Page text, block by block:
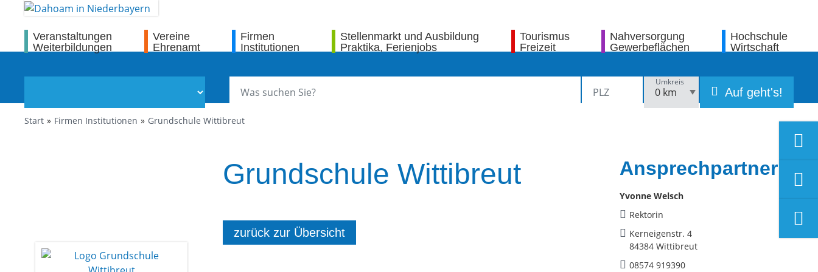
Veranstaltungen
Weiterbildungen
Vereine
Ehrenamt
Firmen
Institutionen
Stellenmarkt und Ausbildung
Praktika, Ferienjobs
Tourismus
Freizeit
Nahversorgung
Gewerbeflächen
Hochschule
Wirtschaft
Umkreis
Auf geht's!
Start Firmen Institutionen Grundschule Wittibreut
Grundschule Wittibreut
zurück zur Übersicht
Ansprechpartner
Yvonne Welsch
Rektorin
Kerneigenstr. 4
84384 Wittibreut
08574 919390